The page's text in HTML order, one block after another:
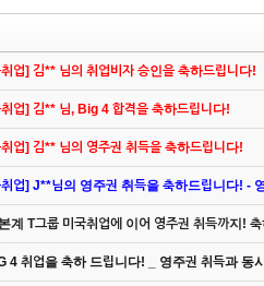
업] 김** 님의 취업비자 승인을 축하드립니다!
취업] 김** 님, Big 4 합격을 축하드립니다!
업] 김** 님의 영주권 취득을 축하드립니다!
취업] J**님의 영주권 취득을 축하드립니다! -
계 T그룹 미국취업에 이어 영주권 취득까지!
4 취업을 축하 드립니다! _ 영주권 취득과 동